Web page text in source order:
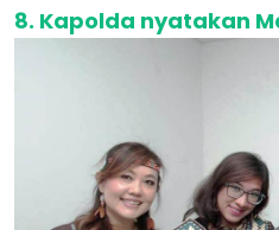
8. Kapolda nyatakan